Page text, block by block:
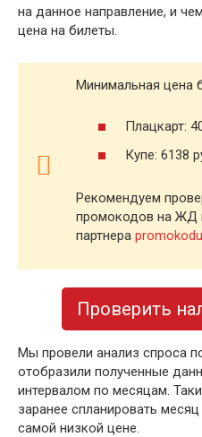
на данное направление, и
цена на билеты.
Минимальная цена
Плацкарт:
Купе: 6138
Рекомендуем
промокодов на ЖД
партнера
Проверить
Мы провели анализ спроса
отобразили полученные
интервалом по месяцам.
заранее спланировать
самой низкой цене.